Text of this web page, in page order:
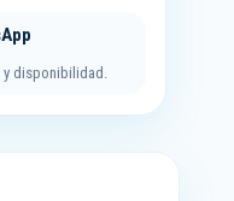
disponibilidad.